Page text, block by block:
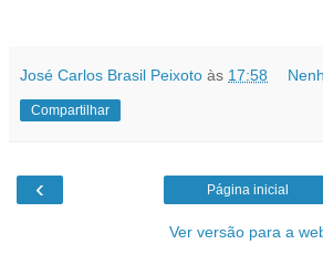
José Carlos Brasil Peixoto às 17:58
Compartilhar
‹ Página inicial
Ver versão para a